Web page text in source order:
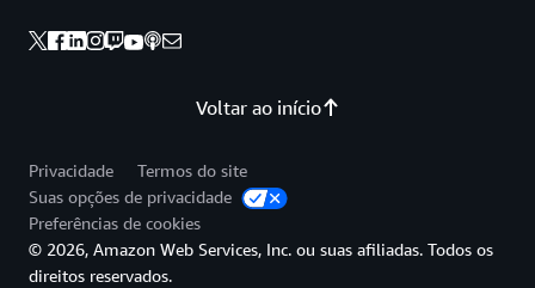
Voltar ao início
Privacidade
Termos do site
Suas opções de privacidade
Preferências de cookies
© 2026, Amazon Web Services, Inc. ou suas afiliadas. Todos os
direitos reservados.